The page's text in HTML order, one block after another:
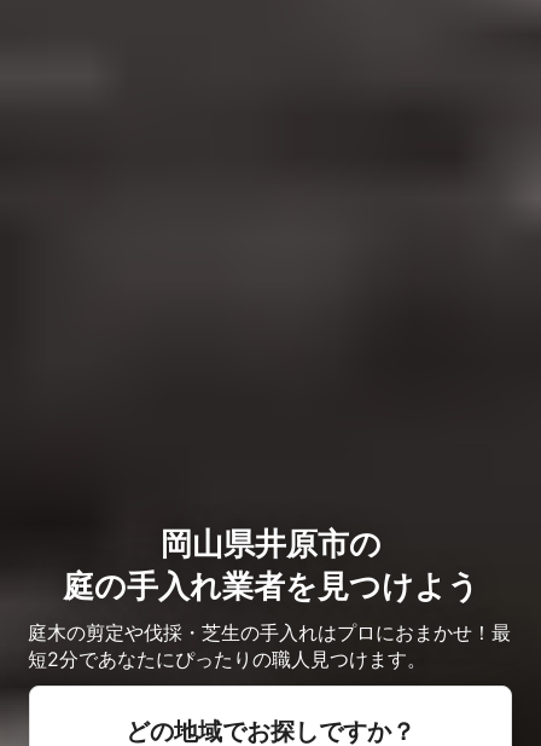
岡山県井原市の
庭の手入れ業者を見つけよう
庭木の剪定や伐採・芝生の手入れはプロにおまかせ！最
短2分であなたにぴったりの職人見つけます。
どの地域でお探しですか？